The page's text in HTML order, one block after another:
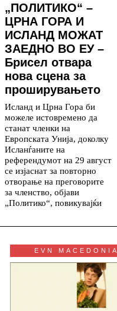
„ПОЛИТИКО“ –
ЦРНА ГОРА И
ИСЛАНД МОЖАТ
ЗАЕДНО ВО ЕУ –
Брисел отвара
нова сцена за
проширувањето
Исланд и Црна Гора би
можеле истовремено да
станат членки на
Европската Унија, доколку
Исланѓаните на
референдумот на 29 август
се изјаснат за повторно
отворање на преговорите
за членство, објави
„Политико“, повикувајќи
EVN MACEDONIA